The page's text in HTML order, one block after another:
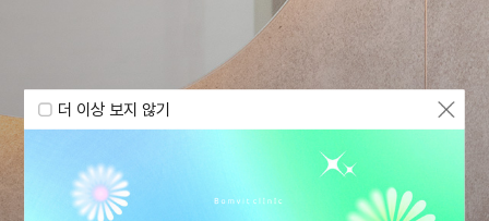
더 이상 보지 않기
더 이상 보지 않기
더 이상 보지 않기
더 이상 보지 않기